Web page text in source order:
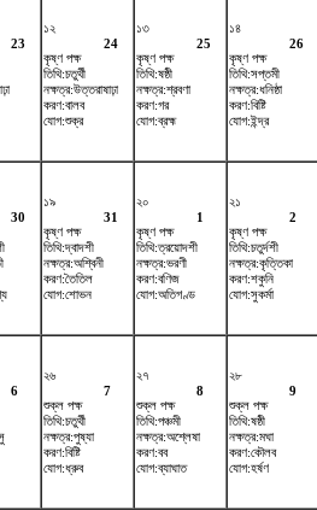
23
১২
24
কৃষ্ণ পক্ষ
তিথি:চতুর্থী
নক্ষত্র:উত্তরাষাঢ়া
করণ:বালব
যোগ:শুক্র
১৩
25
কৃষ্ণ পক্ষ
তিথি:ষষ্ঠী
নক্ষত্র:শ্রবণা
করণ:গর
যোগ:ব্রহ্ম
১৪
26
কৃষ্ণ পক্ষ
তিথি:সপ্তমী
নক্ষত্র:ধনিষ্ঠা
করণ:বিষ্টি
যোগ:ইন্দ্র
30
১৯
31
কৃষ্ণ পক্ষ
তিথি:দ্বাদশী
নক্ষত্র:অশ্বিনী
করণ:তৈতিল
যোগ:শোভন
২০
1
কৃষ্ণ পক্ষ
তিথি:ত্রয়োদশী
নক্ষত্র:ভরণী
করণ:বণিজ
যোগ:অতিগণ্ড
২১
2
কৃষ্ণ পক্ষ
তিথি:চতুর্দশী
নক্ষত্র:কৃত্তিকা
করণ:শকুনি
যোগ:সুকর্মা
6
২৬
7
শুক্ল পক্ষ
তিথি:চতুর্থী
নক্ষত্র:পুষ্যা
করণ:বিষ্টি
যোগ:ধ্রুব
২৭
8
শুক্ল পক্ষ
তিথি:পঞ্চমী
নক্ষত্র:অশ্লেষা
করণ:বব
যোগ:ব্যাঘাত
২৮
9
শুক্ল পক্ষ
তিথি:ষষ্ঠী
নক্ষত্র:মঘা
করণ:কৌলব
যোগ:হর্ষণ